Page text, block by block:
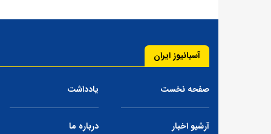
آسیانیوز ایران
صفحه نخست یادداشت
آرشیو اخبار درباره ما